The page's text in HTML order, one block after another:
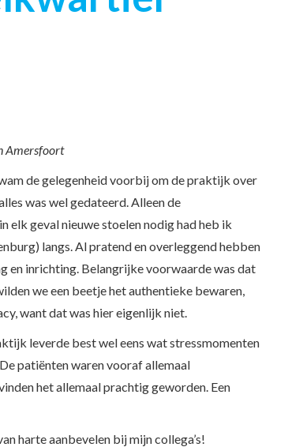
Amersfoort
de gelegenheid voorbij om de praktijk over
was wel gedateerd. Alleen de
elk geval nieuwe stoelen nodig had heb ik
langs. Al pratend en overleggend hebben
en inrichting. Belangrijke voorwaarde was dat
we een beetje het authentieke bewaren,
want dat was hier eigenlijk niet.
leverde best wel eens wat stressmomenten
patiënten waren vooraf allemaal
het allemaal prachtig geworden. Een
harte aanbevelen bij mijn collega’s!